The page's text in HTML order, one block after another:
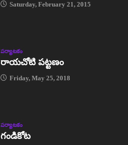
Saturday, February 21, 2015
పర్యాటకం
రాయచోటి పట్టణం
Friday, May 25, 2018
పర్యాటకం
గండికోట